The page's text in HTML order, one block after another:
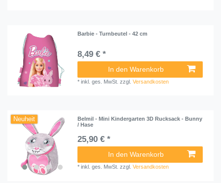
Barbie - Turnbeutel - 42 cm
8,49 € *
In den Warenkorb
*inkl. ges. MwSt. zzgl.Versandkosten
Neuheit
Belmil - Mini Kindergarten 3D Rucksack - Bunny
/ Hase
25,90 € *
In den Warenkorb
*inkl. ges. MwSt. zzgl.Versandkosten